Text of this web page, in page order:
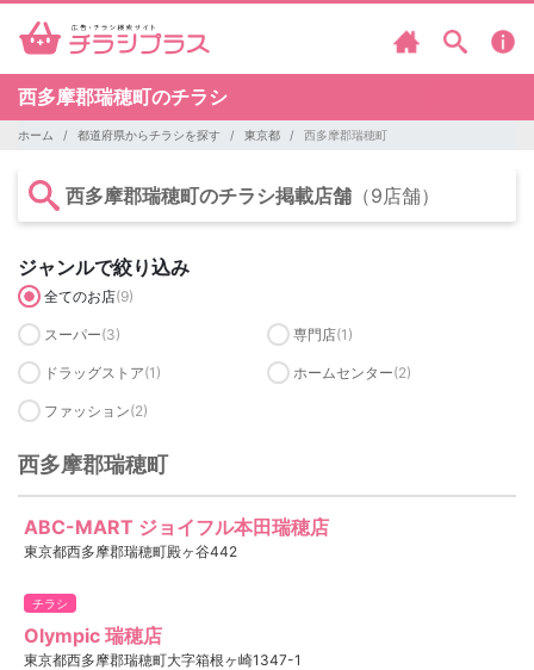
西多摩郡瑞穂町のチラシ
ホーム 都道府県からチラシを探す 東京都 西多摩郡瑞穂町
西多摩郡瑞穂町のチラシ掲載店舗 （9店舗）
ジャンルで絞り込み
全てのお店(9)
スーパー(3) 専門店(1)
ドラッグストア(1) ホームセンター(2)
ファッション(2)
西多摩郡瑞穂町
ABC-MART ジョイフル本田瑞穂店
東京都西多摩郡瑞穂町殿ヶ谷442
チラシ
Olympic 瑞穂店
東京都西多摩郡瑞穂町大字箱根ヶ崎1347-1